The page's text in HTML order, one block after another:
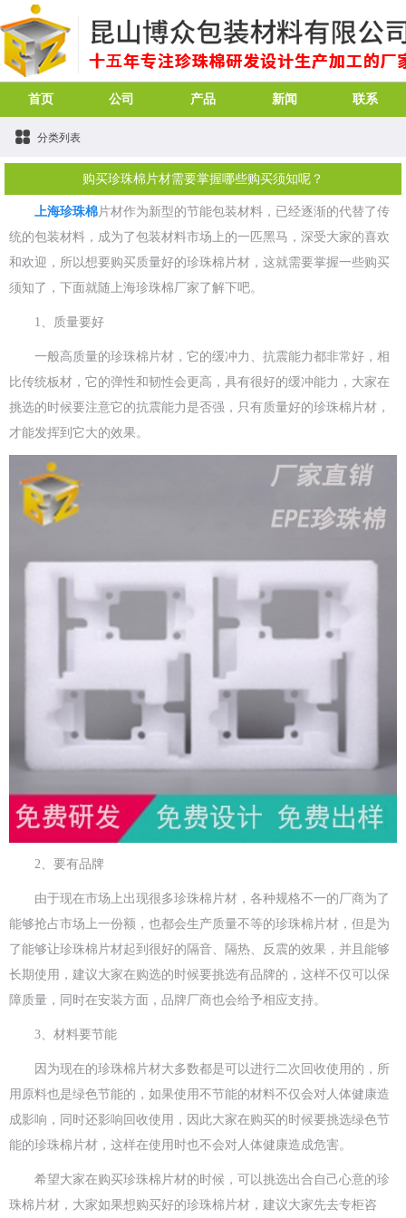
首页 公司 产品 新闻 联系
分类列表
购买珍珠棉片材需要掌握哪些购买须知呢？
上海珍珠棉片材作为新型的节能包装材料，已经逐渐的代替了传
统的包装材料，成为了包装材料市场上的一匹黑马，深受大家的喜欢
和欢迎，所以想要购买质量好的珍珠棉片材，这就需要掌握一些购买
须知了，下面就随上海珍珠棉厂家了解下吧。
1、质量要好
一般高质量的珍珠棉片材，它的缓冲力、抗震能力都非常好，相
比传统板材，它的弹性和韧性会更高，具有很好的缓冲能力，大家在
挑选的时候要注意它的抗震能力是否强，只有质量好的珍珠棉片材，
才能发挥到它大的效果。
2、要有品牌
由于现在市场上出现很多珍珠棉片材，各种规格不一的厂商为了
能够抢占市场上一份额，也都会生产质量不等的珍珠棉片材，但是为
了能够让珍珠棉片材起到很好的隔音、隔热、反震的效果，并且能够
长期使用，建议大家在购选的时候要挑选有品牌的，这样不仅可以保
障质量，同时在安装方面，品牌厂商也会给予相应支持。
3、材料要节能
因为现在的珍珠棉片材大多数都是可以进行二次回收使用的，所
用原料也是绿色节能的，如果使用不节能的材料不仅会对人体健康造
成影响，同时还影响回收使用，因此大家在购买的时候要挑选绿色节
能的珍珠棉片材，这样在使用时也不会对人体健康造成危害。
希望大家在购买珍珠棉片材的时候，可以挑选出合自己心意的珍
珠棉片材，大家如果想购买好的珍珠棉片材，建议大家先去专柜咨